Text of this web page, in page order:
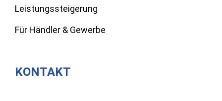
Leistungssteigerung
Für Händler & Gewerbe
KONTAKT